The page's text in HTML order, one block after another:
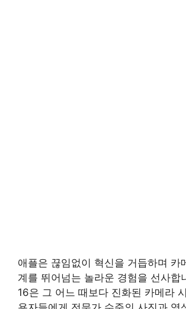
애플은 끊임없이 혁신을 거듭하며 카
계를 뛰어넘는 놀라운 경험을 선사합
16은 그 어느 때보다 진화된 카메라